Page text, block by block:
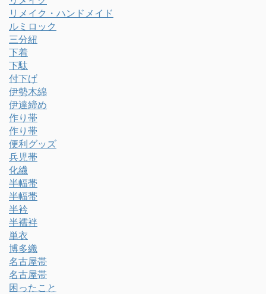
リメイク・ハンドメイド
ルミロック
三分紐
下着
下駄
付下げ
伊勢木綿
伊達締め
作り帯
作り帯
便利グッズ
兵児帯
化繊
半幅帯
半幅帯
半衿
半襦袢
単衣
博多織
名古屋帯
名古屋帯
困ったこと